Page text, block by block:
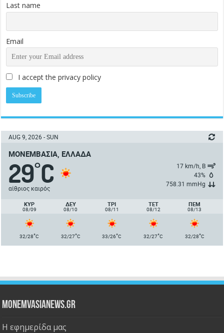
Last name
Email
I accept the privacy policy
AUG 9, 2026 - SUN
ΜΟΝΕΜΒΑΣΙΆ, ΕΛΛΆΔΑ
29°C
αίθριος καιρός
17 km/h, Β
43%
758.31 mmHg
ΚΥΡ
08/09
ΔΕΥ
08/10
ΤΡΙ
08/11
ΤΕΤ
08/12
ΠΈΜ
08/13
32/28°C 32/27°C 33/26°C 32/27°C 32/28°C
Monemvasianews.gr
Η εφημερίδα μας